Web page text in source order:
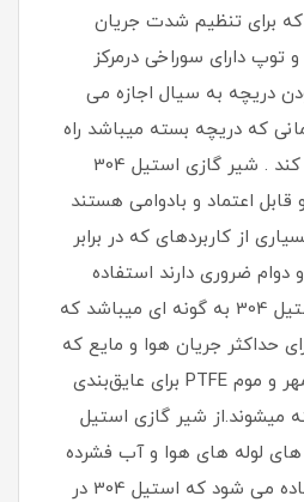
برای تنظیم شدت جریان
دارای سوراخی درمرکز
دریچه به سیال اجازه می
که دریچه بسته میباشد راه
عبور مایع را مسدود می کند . شیر گازی استیل 304
اعتماد و بادوامی هستند
از کاربردهای که در برابر
ضروری دارند استفاده
کرد.طراحی شیر گازی استیل 304 به گونه ای میباشد که
حداکثر جریان هوا و مایع که
از استیل درجه 304 با مهر و موم PTFE برای عایق‌بندی
میشوند.از شیر گازی استیل
های لوله های هوا و آب فشرده
برای اهداف ایزوله استفاده می شود که استیل 304 در